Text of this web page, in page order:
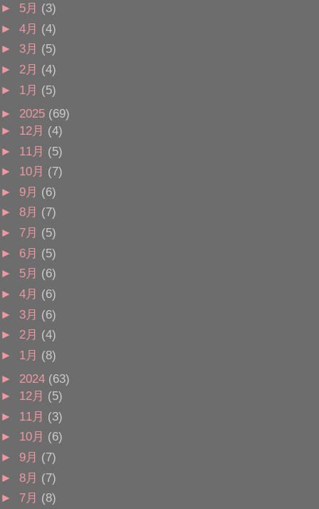
► 5月 (3)
► 4月 (4)
► 3月 (5)
► 2月 (4)
► 1月 (5)
► 2025 (69)
► 12月 (4)
► 11月 (5)
► 10月 (7)
► 9月 (6)
► 8月 (7)
► 7月 (5)
► 6月 (5)
► 5月 (6)
► 4月 (6)
► 3月 (6)
► 2月 (4)
► 1月 (8)
► 2024 (63)
► 12月 (5)
► 11月 (3)
► 10月 (6)
► 9月 (7)
► 8月 (7)
► 7月 (8)